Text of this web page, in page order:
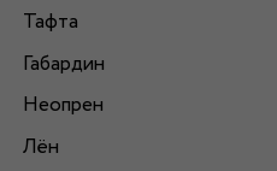
Тафта
Габардин
Неопрен
Лён